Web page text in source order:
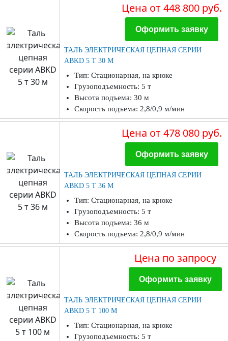
Цена от 448 800 руб.
Оформить заявку
ТАЛЬ ЭЛЕКТРИЧЕСКАЯ ЦЕПНАЯ СЕРИИ
ABKD 5 Т 30 М
Тип: Стационарная, на крюке
Грузоподъемность: 5 т
Высота подъема: 30 м
Скорость подъема: 2,8/0,9 м/мин
Цена от 478 080 руб.
Оформить заявку
ТАЛЬ ЭЛЕКТРИЧЕСКАЯ ЦЕПНАЯ СЕРИИ
ABKD 5 Т 36 М
Тип: Стационарная, на крюке
Грузоподъемность: 5 т
Высота подъема: 36 м
Скорость подъема: 2,8/0,9 м/мин
Цена по запросу
Оформить заявку
ТАЛЬ ЭЛЕКТРИЧЕСКАЯ ЦЕПНАЯ СЕРИИ
ABKD 5 Т 100 М
Тип: Стационарная, на крюке
Грузоподъемность: 5 т